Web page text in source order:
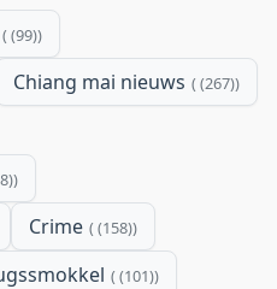
(99)
Chiang mai nieuws (267)
Crime (158)
(101)